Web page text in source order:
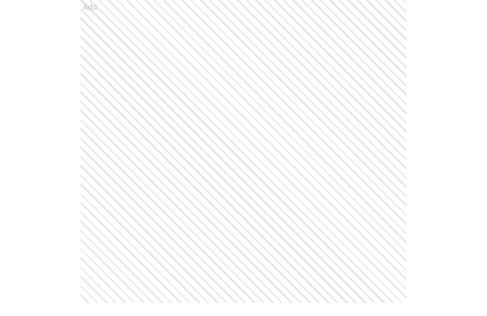
Ads